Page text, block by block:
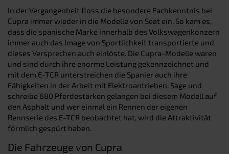
In der Vergangenheit floss die besondere Fachkenntnis bei
Cupra immer wieder in die Modelle von Seat ein. So kam es,
dass die spanische Marke innerhalb des Volkswagenkonzern
immer auch das Image von Sportlichkeit transportierte und
dieses Versprechen auch einlöste. Die Cupra-Modelle waren
und sind durch ihre enorme Leistung gekennzeichnet und
mit dem E-TCR unterstreichen die Spanier auch ihre
Fähigkeiten in der Arbeit mit Elektroantrieben. Sage und
schreibe 680 Pferdestärken gelangen bei diesem Modell auf
den Asphalt und wer einmal ein Rennen der eigenen
Rennserie des E-TCR beobachtet hat, wird die Attraktivität
förmlich gespürt haben.
Die Fahrzeuge von Cupra